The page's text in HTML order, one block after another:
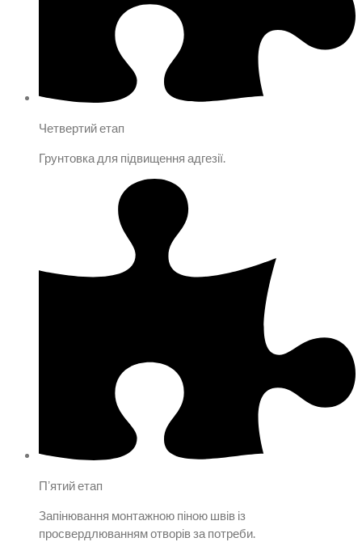
Четвертий етап
Грунтовка для підвищення адгезії.
Пʼятий етап
Запінювання монтажною піною швів із
просвердлюванням отворів за потреби.